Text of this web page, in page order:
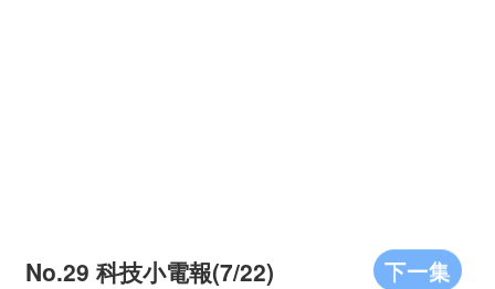
下一集
No.29 科技小電報(7/22)